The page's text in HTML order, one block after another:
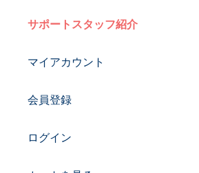
サポートスタッフ紹介
マイアカウント
会員登録
ログイン